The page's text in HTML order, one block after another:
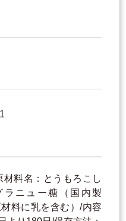
料名：とうもろこし
ラニュー糖（国内製
料に乳を含む）/内容